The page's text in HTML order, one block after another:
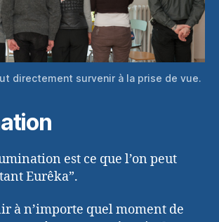
directement survenir à la prise de vue.
est ce que l’on peut
Eurêka”.
à n’importe quel moment de